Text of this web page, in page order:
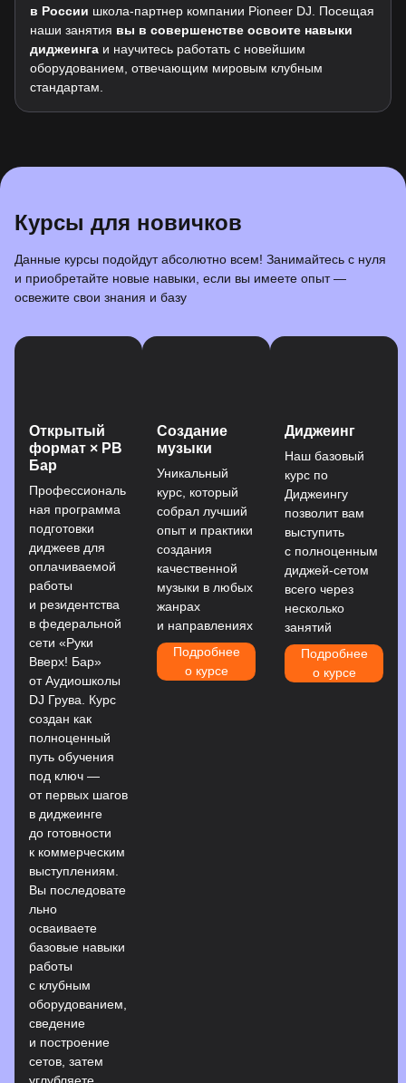
в России школа-партнер компании Pioneer DJ. Посещая
наши занятия вы в совершенстве освоите навыки
диджеинга и научитесь работать с новейшим
оборудованием, отвечающим мировым клубным
стандартам.
Курсы для новичков
Данные курсы подойдут абсолютно всем! Занимайтесь с нуля
и приобретайте новые навыки, если вы имеете опыт —
освежите свои знания и базу
Открытый
формат × РВ
Бар
Профессиональ
ная программа
подготовки
диджеев для
оплачиваемой
работы
и резидентства
в федеральной
сети «Руки
Вверх! Бар»
от Аудиошколы
DJ Грува. Курс
создан как
полноценный
путь обучения
под ключ —
от первых шагов
в диджеинге
до готовности
к коммерческим
выступлениям.
Вы последовате
льно
осваиваете
базовые навыки
работы
с клубным
оборудованием,
сведение
и построение
сетов, затем
Создание
музыки
Уникальный
курс, который
собрал лучший
опыт и практики
создания
качественной
музыки в любых
жанрах
и направлениях
Подробнее
о курсе
Диджеинг
Наш базовый
курс по
Диджеингу
позволит вам
выступить
с полноценным
диджей-сетом
всего через
несколько
занятий
Подробнее
о курсе